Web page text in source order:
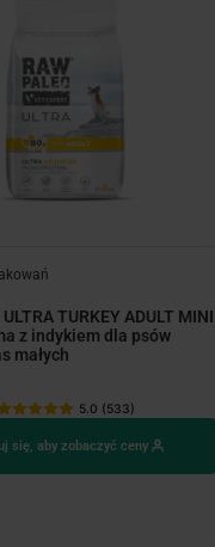
ULTRA TURKEY ADULT MINI
z indykiem dla psów
małych
5.0 (533)
się, aby zobaczyć ceny